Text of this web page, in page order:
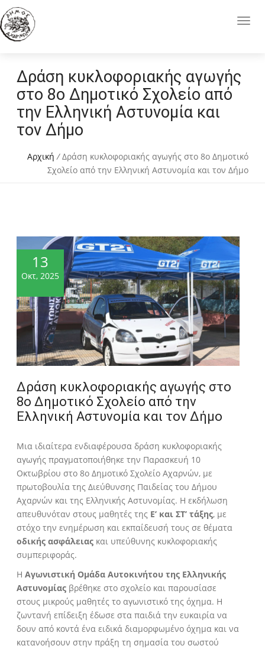
Δράση κυκλοφοριακής αγωγής
στο 8ο Δημοτικό Σχολείο από
την Ελληνική Αστυνομία και
τον Δήμο
Αρχική /Δράση κυκλοφοριακής αγωγής στο 8ο Δημοτικό
Σχολείο από την Ελληνική Αστυνομία και τον Δήμο
13
Οκτ, 2025
Δράση κυκλοφοριακής αγωγής στο
8ο Δημοτικό Σχολείο από την
Ελληνική Αστυνομία και τον Δήμο
Μια ιδιαίτερα ενδιαφέρουσα δράση κυκλοφοριακής
αγωγής πραγματοποιήθηκε την Παρασκευή 10
Οκτωβρίου στο 8ο Δημοτικό Σχολείο Αχαρνών, με
πρωτοβουλία της Διεύθυνσης Παιδείας του Δήμου
Αχαρνών και της Ελληνικής Αστυνομίας. Η εκδήλωση
απευθυνόταν στους μαθητές της Ε’ και ΣΤ’ τάξης, με
στόχο την ενημέρωση και εκπαίδευσή τους σε θέματα
οδικής ασφάλειας και υπεύθυνης κυκλοφοριακής
συμπεριφοράς.
ΗΑγωνιστική Ομάδα Αυτοκινήτου της Ελληνικής
Αστυνομίας βρέθηκε στο σχολείο και παρουσίασε
στους μικρούς μαθητές το αγωνιστικό της όχημα. Η
ζωντανή επίδειξη έδωσε στα παιδιά την ευκαιρία να
δουν από κοντά ένα ειδικά διαμορφωμένο όχημα και να
κατανοήσουν στην πράξη τη σημασία του σωστού